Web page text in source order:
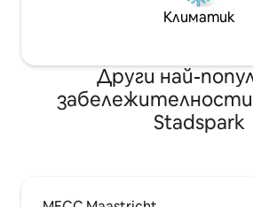
Климатик
Други най-
Stadspark